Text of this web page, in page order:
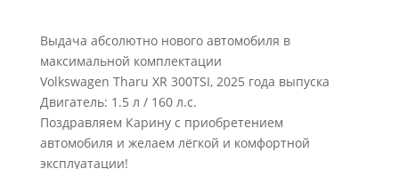
Выдача абсолютно нового автомобиля в
максимальной комплектации
Volkswagen Tharu XR 300TSI, 2025 года выпуска
Двигатель: 1.5 л / 160 л.с.
Поздравляем Карину с приобретением
автомобиля и желаем лёгкой и комфортной
эксплуатации!